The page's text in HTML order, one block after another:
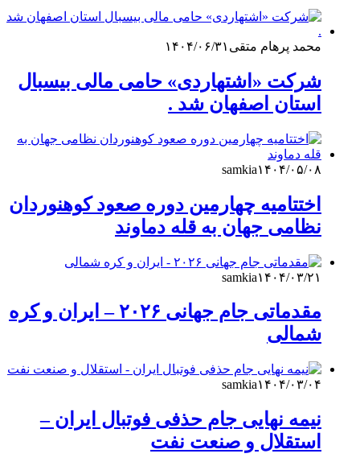
محمد پرهام متقی ۱۴۰۴/۰۶/۳۱
شرکت «اشتهاردی» حامی مالی بیسبال
استان اصفهان شد .
samkia۱۴۰۴/۰۵/۰۸
اختتامیه چهارمین دوره صعود کوهنوردان
نظامی جهان به قله دماوند
samkia۱۴۰۴/۰۳/۲۱
مقدماتی جام جهانی ۲۰۲۶ – ایران و کره
شمالی
samkia۱۴۰۴/۰۳/۰۴
نیمه نهایی جام حذفی فوتبال ایران –
استقلال و صنعت نفت